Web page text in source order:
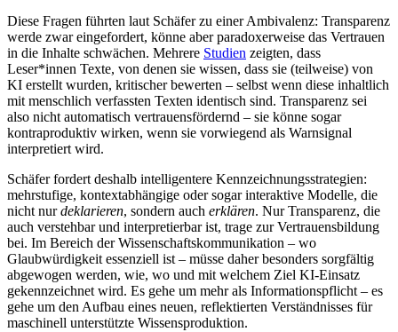
Diese Fragen führten laut Schäfer zu einer Ambivalenz: Transparenz
werde zwar eingefordert, könne aber paradoxerweise das Vertrauen
in die Inhalte schwächen. Mehrere Studien zeigten, dass
Leser*innen Texte, von denen sie wissen, dass sie (teilweise) von
KI erstellt wurden, kritischer bewerten – selbst wenn diese inhaltlich
mit menschlich verfassten Texten identisch sind. Transparenz sei
also nicht automatisch vertrauensfördernd – sie könne sogar
kontraproduktiv wirken, wenn sie vorwiegend als Warnsignal
interpretiert wird.
Schäfer fordert deshalb intelligentere Kennzeichnungsstrategien:
mehrstufige, kontextabhängige oder sogar interaktive Modelle, die
nicht nurdeklarieren, sondern auch erklären. Nur Transparenz, die
auch verstehbar und interpretierbar ist, trage zur Vertrauensbildung
bei. Im Bereich der Wissenschaftskommunikation – wo
Glaubwürdigkeit essenziell ist – müsse daher besonders sorgfältig
abgewogen werden, wie, wo und mit welchem Ziel KI-Einsatz
gekennzeichnet wird. Es gehe um mehr als Informationspflicht – es
gehe um den Aufbau eines neuen, reflektierten Verständnisses für
maschinell unterstützte Wissensproduktion.